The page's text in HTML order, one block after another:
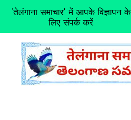
'तेलंगाना समाचार' में आपके विज्ञापन के
लिए संपर्क करें